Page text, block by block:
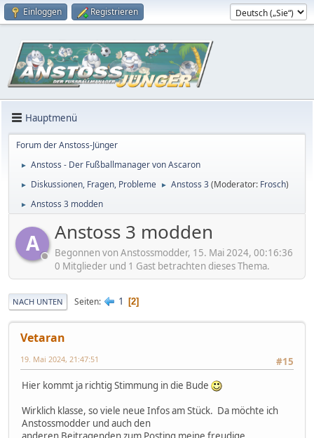
Einloggen Registrieren
Hauptmenü
Forum der Anstoss-Jünger
► Anstoss - Der Fußballmanager von Ascaron
► Diskussionen, Fragen, Probleme ► Anstoss 3(Moderator: Frosch)
► Anstoss 3 modden
A Anstoss 3 modden
Begonnen von Anstossmodder, 15. Mai 2024, 00:16:36
0 Mitglieder und 1 Gast betrachten dieses Thema.
NACH UNTEN Seiten 1 2
Vetaran
#15
19. Mai 2024, 21:47:51
Hier kommt ja richtig Stimmung in die Bude
Wirklich klasse, so viele neue Infos am Stück. Da möchte ich
Anstossmodder und auch den